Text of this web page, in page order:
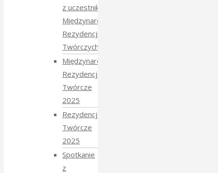
z uczestnikami
Międzynarodowych
Rezydencji
Twórczych 2026
Międzynarodowe
Rezydencje
Twórcze
2025
Rezydencje
Twórcze
2025
Spotkanie
z